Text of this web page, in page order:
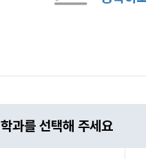
학과를 선택해 주세요